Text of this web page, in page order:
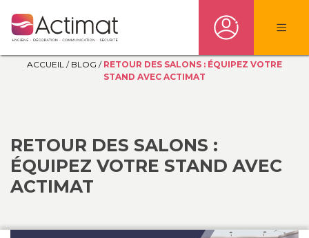
ACCUEIL / BLOG / RETOUR DES SALONS : ÉQUIPEZ VOTRE
STAND AVEC ACTIMAT
RETOUR DES SALONS :
ÉQUIPEZ VOTRE STAND AVEC
ACTIMAT